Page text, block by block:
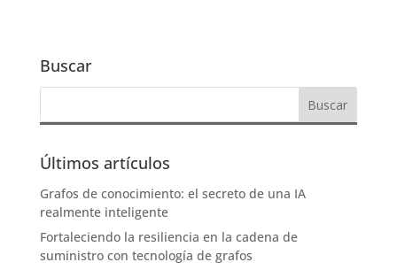
Buscar
Últimos artículos
Grafos de conocimiento: el secreto de una IA
realmente inteligente
Fortaleciendo la resiliencia en la cadena de
suministro con tecnología de grafos